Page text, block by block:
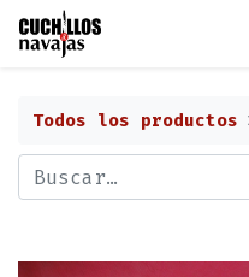
Todos los productos